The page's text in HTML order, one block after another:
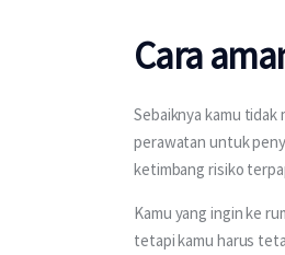
Cara
Sebaiknya kamu tidak
perawatan untuk
ketimbang risiko
Kamu yang ingin ke
tetapi kamu harus